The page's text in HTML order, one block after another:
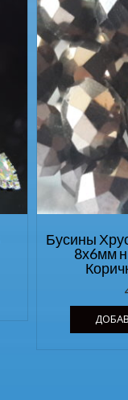
Бусины
8х6мм